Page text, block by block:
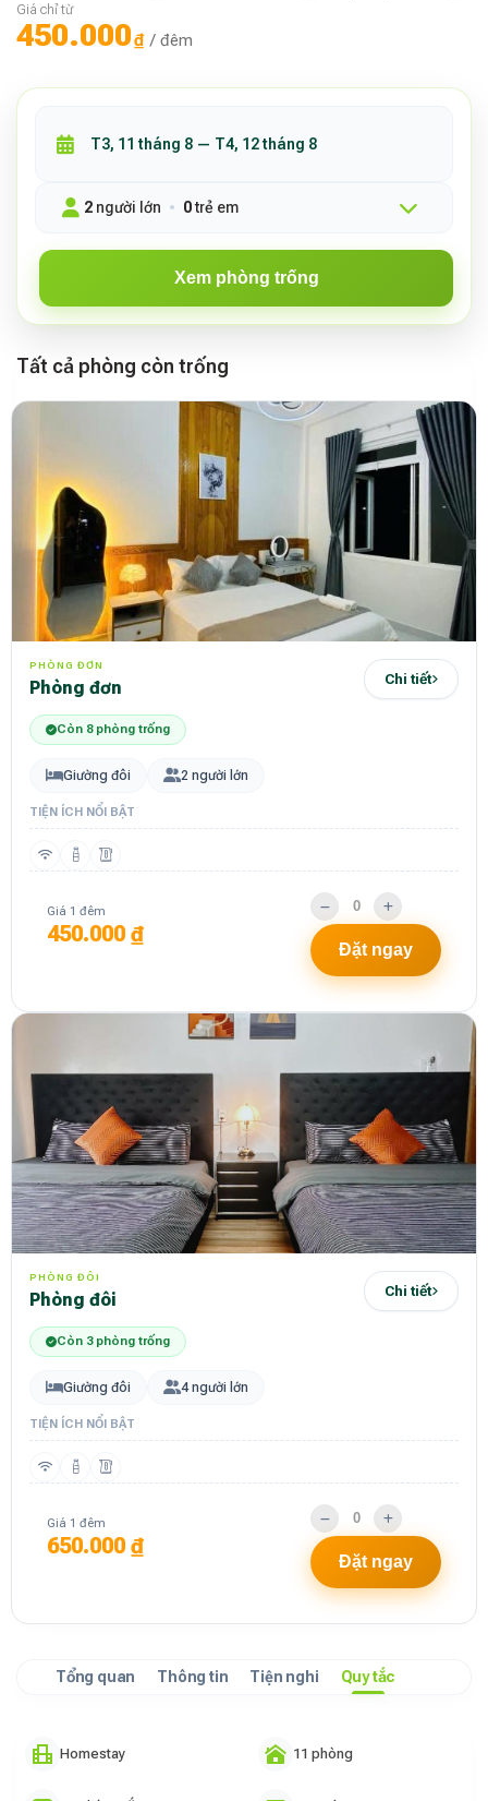
Giá chỉ từ
450.000₫ / đêm
2 người lớn 0trẻ em
Xem phòng trống
Tất cả phòng còn trống
PHÒNG ĐƠN
phòng đơn Chi tiết
Còn 8 phòng trống
Giường đôi 2 người lớn
TIỆN ÍCH NỔI BẬT
Giá 1 đêm
450.000 ₫
Đặt ngay
PHÒNG ĐÔI
phòng đôi Chi tiết
Còn 3 phòng trống
Giường đôi 4 người lớn
TIỆN ÍCH NỔI BẬT
Giá 1 đêm
650.000 ₫
Đặt ngay
Tổng quan Thông tin Tiện nghi Quy tắc
Homestay 11 phòng